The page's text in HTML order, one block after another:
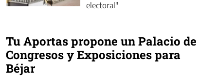
electoral"
Tu Aportas propone un Palacio de
Congresos y Exposiciones para
Béjar